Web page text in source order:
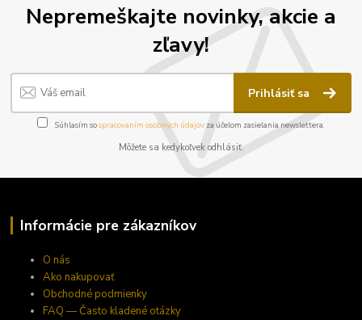
Nepremeškajte novinky, akcie a
zľavy!
Prihlásiť sa
Súhlasím sospracovaním osobných údajov za účelom zasielania newslettera.
Môžete sa kedykoľvek odhlásiť.
Informácie pre zákazníkov
O nás
Ako nakupovať
Obchodné podmienky
FAQ — Často kladené otázky